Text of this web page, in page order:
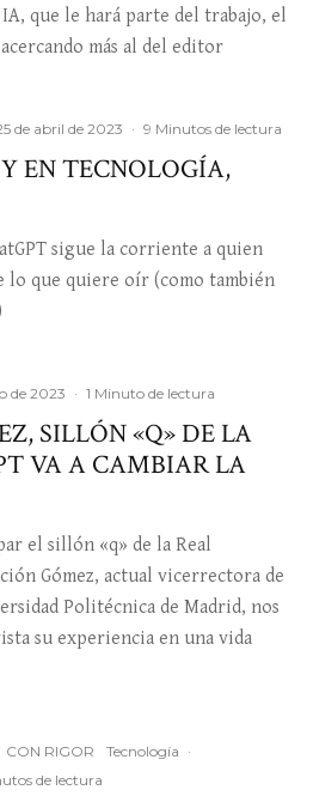
que le hará parte del trabajo, el
más al del editor
de abril de 2023 · 9 Minutos de lectura
EN TECNOLOGÍA,
sigue la corriente a quien
lo que quiere oír (como también
de 2023 · 1 Minuto de lectura
SILLÓN «Q» DE LA
VA A CAMBIAR LA
el sillón «q» de la Real
Gómez, actual vicerrectora de
Politécnica de Madrid, nos
su experiencia en una vida
CON RIGOR Tecnología ·
de lectura